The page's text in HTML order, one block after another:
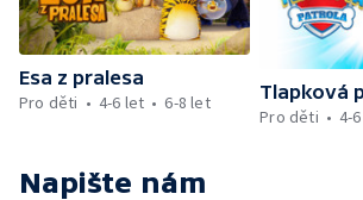
Esa z pralesa
Pro děti
4-6 let 6-8 let
Tlapková
Pro děti
4-
Napište nám